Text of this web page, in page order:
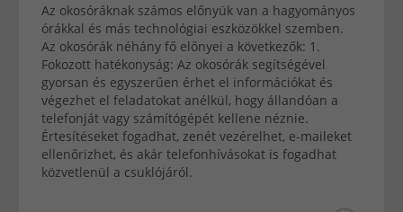
Az okosóráknak számos előnyük van a hagyományos
órákkal és más technológiai eszközökkel szemben.
Az okosórák néhány fő előnyei a következők: 1.
Fokozott hatékonyság: Az okosórák segítségével
gyorsan és egyszerűen érhet el információkat és
végezhet el feladatokat anélkül, hogy állandóan a
telefonját vagy számítógépét kellene néznie.
Értesítéseket fogadhat, zenét vezérelhet, e-maileket
ellenőrizhet, és akár telefonhívásokat is fogadhat
közvetlenül a csuklójáról.